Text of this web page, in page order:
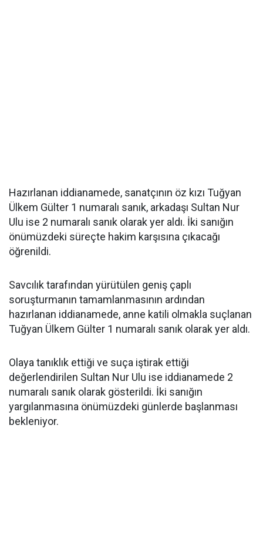
Hazırlanan iddianamede, sanatçının öz kızı Tuğyan
Ülkem Gülter 1 numaralı sanık, arkadaşı Sultan Nur
Ulu ise 2 numaralı sanık olarak yer aldı. İki sanığın
önümüzdeki süreçte hakim karşısına çıkacağı
öğrenildi.
Savcılık tarafından yürütülen geniş çaplı
soruşturmanın tamamlanmasının ardından
hazırlanan iddianamede, anne katili olmakla suçlanan
Tuğyan Ülkem Gülter 1 numaralı sanık olarak yer aldı.
Olaya tanıklık ettiği ve suça iştirak ettiği
değerlendirilen Sultan Nur Ulu ise iddianamede 2
numaralı sanık olarak gösterildi. İki sanığın
yargılanmasına önümüzdeki günlerde başlanması
bekleniyor.